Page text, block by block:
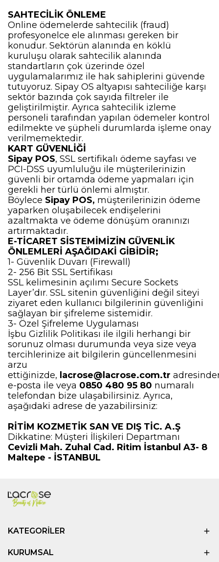
SAHTECİLİK ÖNLEME
Online ödemelerde sahtecilik (fraud)
profesyonelce ele alınması gereken bir
konudur. Sektörün alanında en köklü
kuruluşu olarak sahtecilik alanında
standartların çok üzerinde özel
uygulamalarımız ile hak sahiplerini güvende
tutuyoruz. Sipay OS altyapısı sahteciliğe karşı
sektör bazında çok sayıda filtreler ile
geliştirilmiştir. Ayrıca sahtecilik izleme
personeli tarafından yapılan ödemeler kontrol
edilmekte ve şüpheli durumlarda işleme onay
verilmemektedir.
KART GÜVENLİĞİ
Sipay POS, SSL sertifikalı ödeme sayfası ve
PCI-DSS uyumluluğu ile müşterilerinizin
güvenli bir ortamda ödeme yapmaları için
gerekli her türlü önlemi almıştır.
Böylece Sipay POS, müşterilerinizin ödeme
yaparken oluşabilecek endişelerini
azaltmakta ve ödeme dönüşüm oranınızı
artırmaktadır.
E-TİCARET SİSTEMİMİZİN GÜVENLİK
ÖNLEMLERİ AŞAĞIDAKİ GİBİDİR;
1- Güvenlik Duvarı (Firewall)
2- 256 Bit SSL Sertifikası
SSL kelimesinin açılımı Secure Sockets
Layer’dır. SSL sitenin güvenliğini değil siteyi
ziyaret eden kullanıcı bilgilerinin güvenliğini
sağlayan bir şifreleme sistemidir.
3- Özel Şifreleme Uygulaması
İşbu Gizlilik Politikası ile ilgili herhangi bir
sorunuz olması durumunda veya size veya
tercihlerinize ait bilgilerin güncellenmesini
arzu
ettiğinizde, lacrose@lacrose.com.tr
e-posta ile veya 0850 480 95 80 numaralı
telefondan bize ulaşabilirsiniz. Ayrıca,
aşağıdaki adrese de yazabilirsiniz:
RİTİM KOZMETİK SAN VE DIŞ TİC. A.Ş
Dikkatine: Müşteri İlişkileri Departmanı
Cevizli Mah. Zuhal Cad. Ritim İstanbul A3- 8
Maltepe - İSTANBUL
KATEGORİLER
KURUMSAL